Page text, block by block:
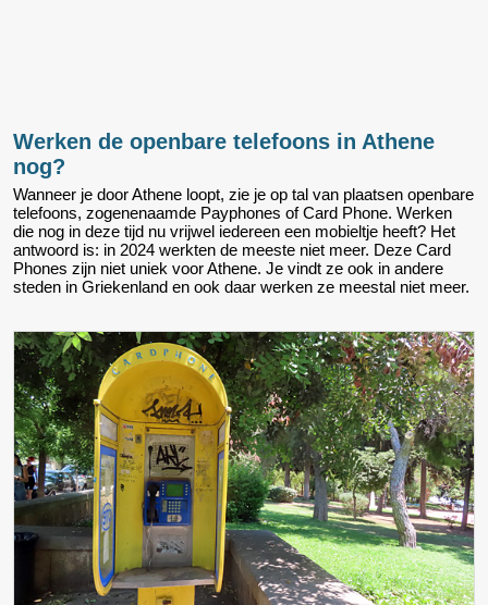
Werken de openbare telefoons in Athene
nog?
Wanneer je door Athene loopt, zie je op tal van plaatsen openbare
telefoons, zogenenaamde Payphones of Card Phone. Werken
die nog in deze tijd nu vrijwel iedereen een mobieltje heeft? Het
antwoord is: in 2024 werkten de meeste niet meer. Deze Card
Phones zijn niet uniek voor Athene. Je vindt ze ook in andere
steden in Griekenland en ook daar werken ze meestal niet meer.